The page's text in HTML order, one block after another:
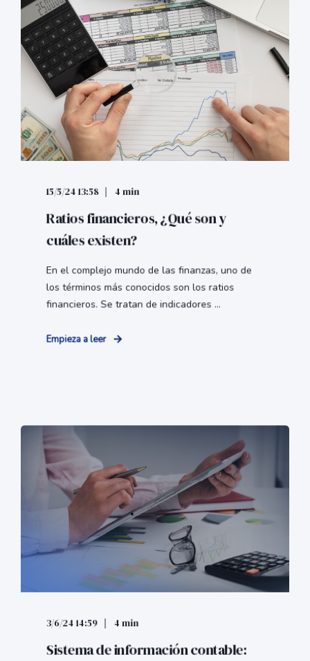
15/5/24 13:58 4 min
Ratios financieros, ¿Qué son y
cuáles existen?
En el complejo mundo de las finanzas, uno de
los términos más conocidos son los ratios
financieros. Se tratan de indicadores ...
Empieza a leer
3/6/24 14:59 4 min
Sistema de información contable: